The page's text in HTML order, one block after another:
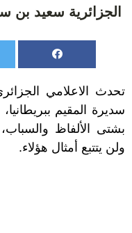
الجزائرية سعيد بن
تحدث الاعلامي
سديرة المقيم
بشتى الألفاظ
ولن يتتبع أمثال هؤلاء.